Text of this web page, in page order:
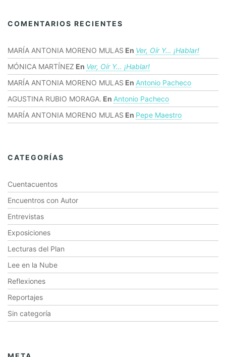
COMENTARIOS RECIENTES
MARÍA ANTONIA MORENO MULAS En Ver, Oír Y… ¡hablar!
MÓNICA MARTÍNEZ En Ver, Oír Y… ¡hablar!
MARÍA ANTONIA MORENO MULAS En Antonio Pacheco
AGUSTINA RUBIO MORAGA. En Antonio Pacheco
MARÍA ANTONIA MORENO MULAS En Pepe Maestro
CATEGORÍAS
Cuentacuentos
Encuentros con Autor
Entrevistas
Exposiciones
Lecturas del Plan
Lee en la Nube
Reflexiones
Reportajes
Sin categoría